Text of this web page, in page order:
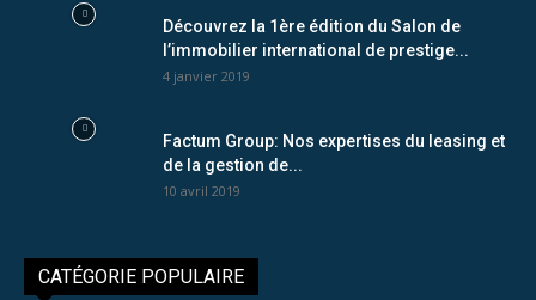
Découvrez la 1ère édition du Salon de
l’immobilier international de prestige...
4 janvier 2019
Factum Group: Nos expertises du leasing et
de la gestion de...
10 avril 2019
CATÉGORIE POPULAIRE